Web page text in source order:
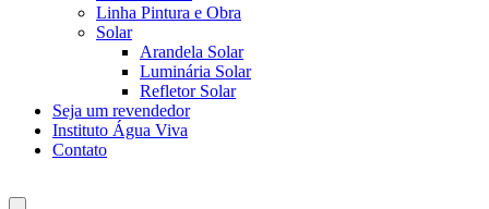
Linha Pintura e Obra
Solar
Arandela Solar
Luminária Solar
Refletor Solar
Seja um revendedor
Instituto Água Viva
Contato